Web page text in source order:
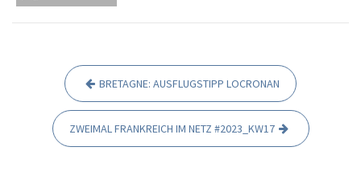
BRETAGNE: AUSFLUGSTIPP LOCRONAN
ZWEIMAL FRANKREICH IM NETZ #2023_KW17